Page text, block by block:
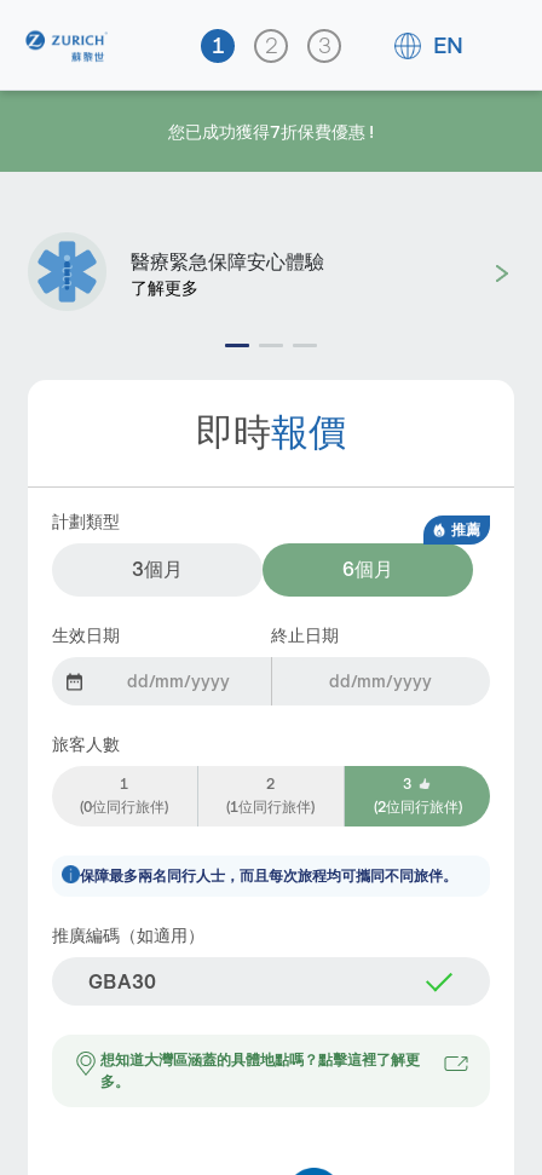
EN
您已成功獲得7折保費優惠 !
醫療緊急保障安心體驗
了解更多
即時報價
計劃類型
3個月 6個月
推薦
生效日期 終止日期
旅客人數
1
(0位同行旅伴)
2
(1位同行旅伴)
3
(2位同行旅伴)
保障最多兩名同行人士，而且每次旅程均可攜同不同旅伴。
推廣編碼（如適用）
想知道大灣區涵蓋的具體地點嗎？點擊這裡了解更
多。